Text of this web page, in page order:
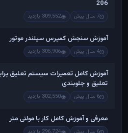
206
7 سال پیش 309,552 بازدید
آموزش سنجش کمپرس سیلندر موتور
4 سال پیش 305,906 بازدید
آموزش کامل تعمیرات سیستم تعلیق
تعلیق و جلوبندی
6 سال پیش 302,550 بازدید
معرفی و آموزش کامل کار با مولتی متر